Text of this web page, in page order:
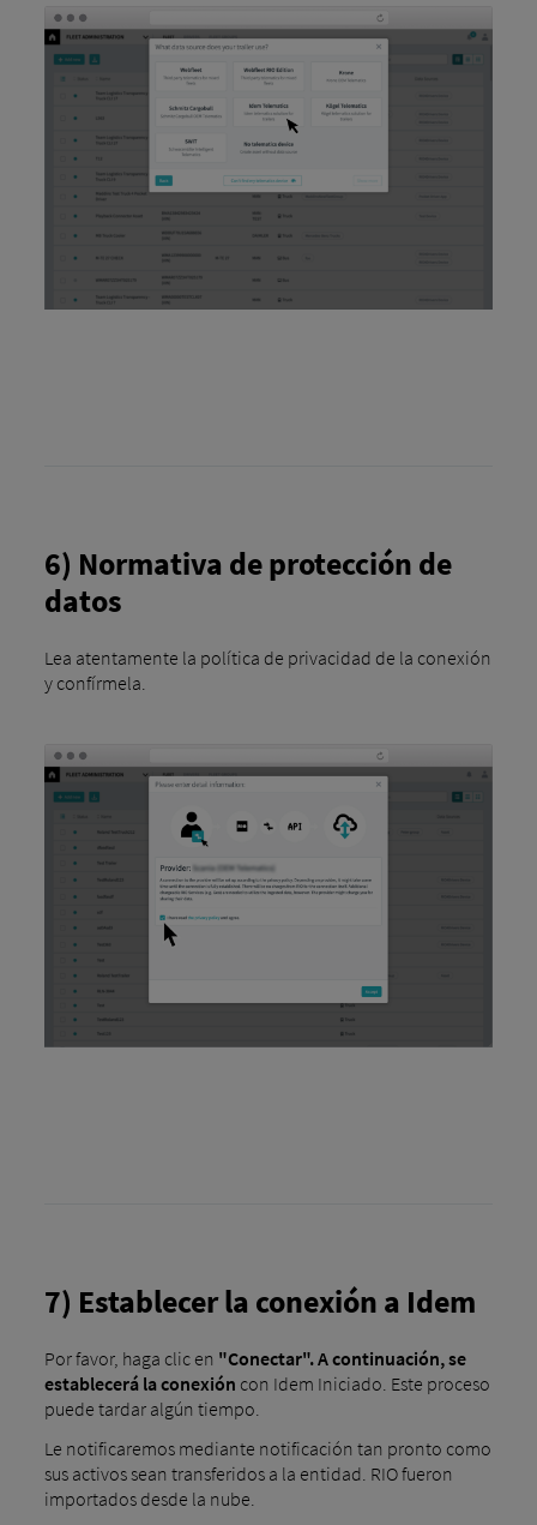
6) Normativa de protección de
datos
Lea atentamente la política de privacidad de la conexión
y confírmela.
7) Establecer la conexión a Idem
Por favor, haga clic en "Conectar". A continuación, se
establecerá la conexión con Idem Iniciado. Este proceso
puede tardar algún tiempo.
Le notificaremos mediante notificación tan pronto como
sus activos sean transferidos a la entidad. RIO fueron
importados desde la nube.